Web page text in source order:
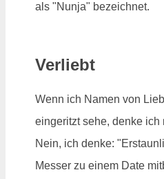
als "Nunja" bezeichnet.
Verliebt
Wenn ich Namen von
eingeritzt sehe, denke
Nein, ich denke:
Messer zu einem Date